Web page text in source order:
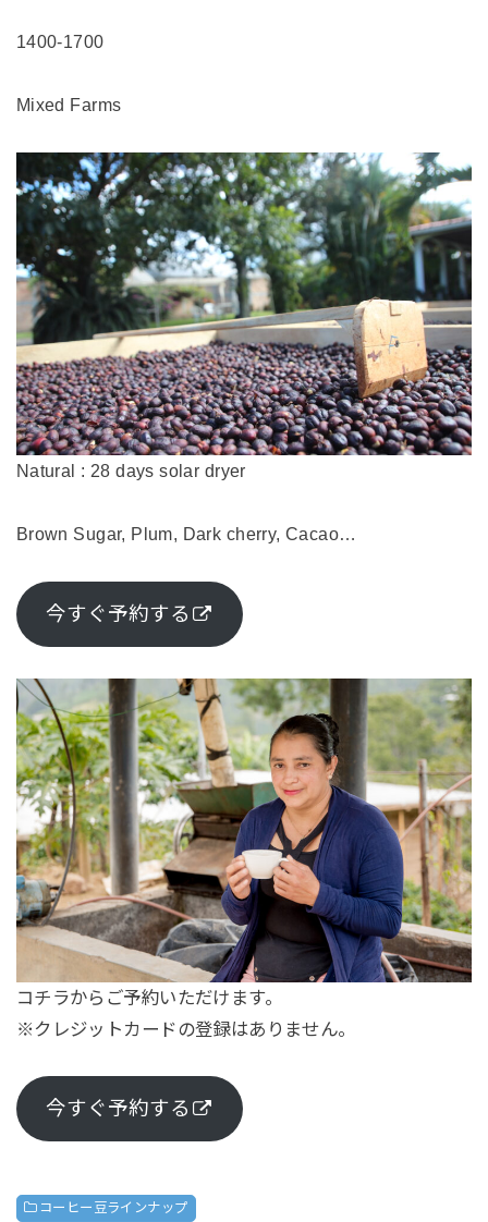
1400-1700
Mixed Farms
Natural : 28 days solar dryer
Brown Sugar, Plum, Dark cherry, Cacao…
今すぐ予約する
コチラからご予約いただけます。
※クレジットカードの登録はありません。
今すぐ予約する
コーヒー豆ラインナップ